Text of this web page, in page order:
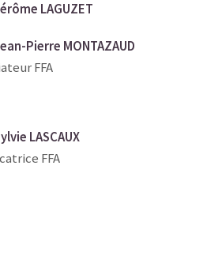
LAGUZET
Pierre MONTAZAUD
FFA
LASCAUX
FFA